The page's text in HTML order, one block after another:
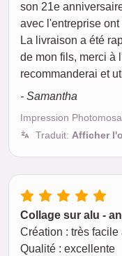
son 21e
avec l'entreprise
La livraison a été
de mon fils, merci à
recommanderai et
- Samantha
Impression
Traduit: Afficher
Collage sur alu -
Création : très facile
Qualité : excellente